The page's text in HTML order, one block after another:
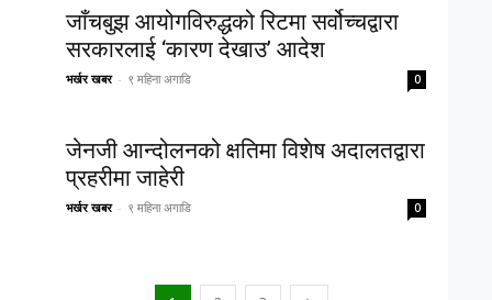
जाँचबुझ आयोगविरुद्धको रिटमा सर्वोच्चद्वारा
सरकारलाई ‘कारण देखाउ’ आदेश
भर्खर खबर - ९ महिना अगाडि 0
जेनजी आन्दोलनको क्षतिमा विशेष अदालतद्वारा
प्रहरीमा जाहेरी
भर्खर खबर - ९ महिना अगाडि 0